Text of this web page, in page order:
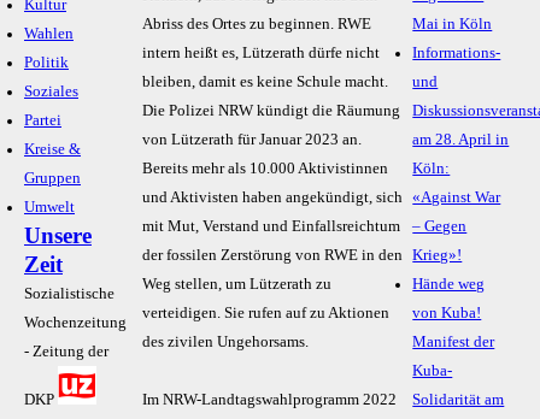
Kultur
Wahlen
Politik
Soziales
Partei
Kreise &
Gruppen
Umwelt
Unsere
Zeit
Sozialistische
Wochenzeitung
- Zeitung der
DKP
Abriss des Ortes zu beginnen. RWE
intern heißt es, Lützerath dürfe nicht
bleiben, damit es keine Schule macht.
Die Polizei NRW kündigt die Räumung
von Lützerath für Januar 2023 an.
Bereits mehr als 10.000 Aktivistinnen
und Aktivisten haben angekündigt, sich
mit Mut, Verstand und Einfallsreichtum
der fossilen Zerstörung von RWE in den
Weg stellen, um Lützerath zu
verteidigen. Sie rufen auf zu Aktionen
des zivilen Ungehorsams.
Im NRW-Landtagswahlprogramm 2022
Mai in Köln
Informations-
und
am 28. April in
Köln:
«Against War
– Gegen
Krieg»!
Hände weg
von Kuba!
Manifest der
Kuba-
Solidarität am